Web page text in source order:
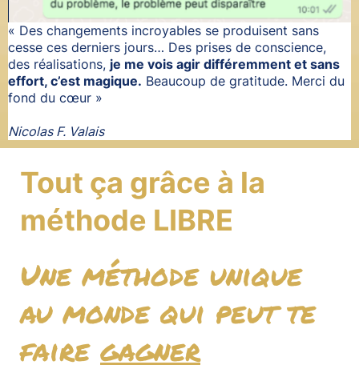
« Des changements incroyables se produisent sans
cesse ces derniers jours… Des prises de conscience,
des réalisations, je me vois agir différemment et sans
effort, c’est magique. Beaucoup de gratitude. Merci du
fond du cœur »
Nicolas F. Valais
Tout ça grâce à la
méthode LIBRE
Une méthode unique
au monde qui peut te
faire gagner